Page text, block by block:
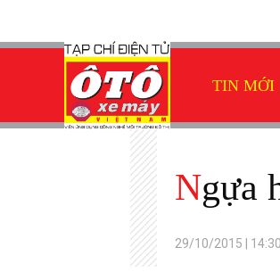
TIN MỚI
29/10/2015 | 14:30